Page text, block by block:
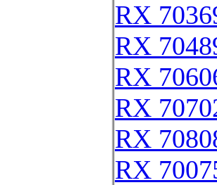
RX
RX
RX
RX
RX
RX